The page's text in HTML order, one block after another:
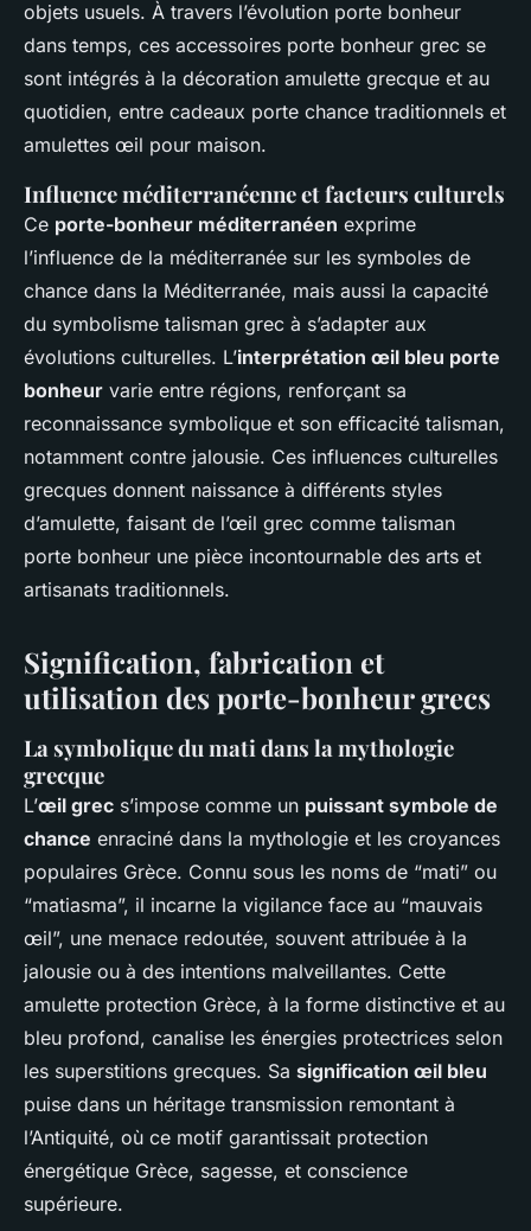
objets usuels. À travers l’évolution porte bonheur
dans temps, ces accessoires porte bonheur grec se
sont intégrés à la décoration amulette grecque et au
quotidien, entre cadeaux porte chance traditionnels et
amulettes œil pour maison.
Influence méditerranéenne et facteurs culturels
Ce porte-bonheur méditerranéen exprime
l’influence de la méditerranée sur les symboles de
chance dans la Méditerranée, mais aussi la capacité
du symbolisme talisman grec à s’adapter aux
évolutions culturelles. L’interprétation œil bleu porte
bonheur varie entre régions, renforçant sa
reconnaissance symbolique et son efficacité talisman,
notamment contre jalousie. Ces influences culturelles
grecques donnent naissance à différents styles
d’amulette, faisant de l’œil grec comme talisman
porte bonheur une pièce incontournable des arts et
artisanats traditionnels.
Signification, fabrication et
utilisation des porte-bonheur grecs
La symbolique du mati dans la mythologie
grecque
L’œil grec s’impose comme un puissant symbole de
chance enraciné dans la mythologie et les croyances
populaires Grèce. Connu sous les noms de “mati” ou
“matiasma”, il incarne la vigilance face au “mauvais
œil”, une menace redoutée, souvent attribuée à la
jalousie ou à des intentions malveillantes. Cette
amulette protection Grèce, à la forme distinctive et au
bleu profond, canalise les énergies protectrices selon
les superstitions grecques. Sa signification œil bleu
puise dans un héritage transmission remontant à
l’Antiquité, où ce motif garantissait protection
énergétique Grèce, sagesse, et conscience
supérieure.